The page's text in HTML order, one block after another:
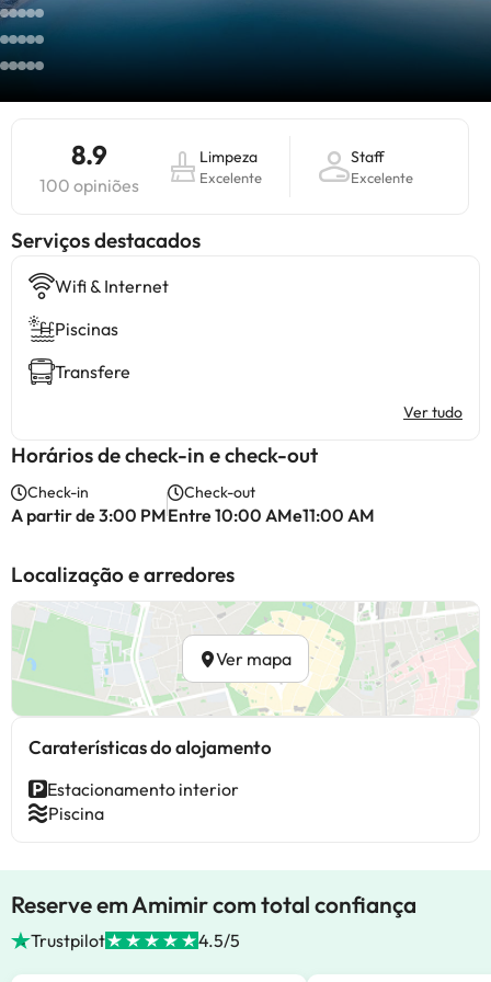
8.9
100 opiniões
Limpeza
Excelente
Staff
Excelente
Serviços destacados
Wifi & Internet
Piscinas
Transfere
Ver tudo
Horários de check-in e check-out
Check-in
A partir de 3:00 PM
Check-out
Entre 10:00 AMe11:00 AM
Localização e arredores
Ver mapa
Caraterísticas do alojamento
Estacionamento interior
Piscina
Reserve em Amimir com total confiança
Trustpilot 4.5/5